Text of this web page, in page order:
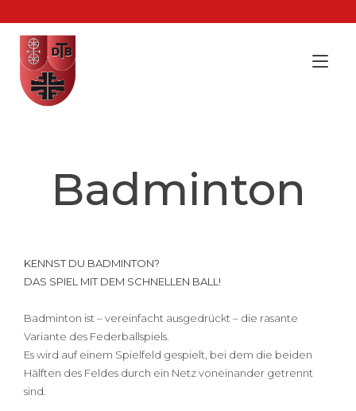
Inhalt
springen
Badminton
KENNST DU BADMINTON?
DAS SPIEL MIT DEM SCHNELLEN BALL!
Badminton ist – vereinfacht ausgedrückt – die rasante
Variante des Federballspiels.
Es wird auf einem Spielfeld gespielt, bei dem die beiden
Hälften des Feldes durch ein Netz voneinander getrennt
sind.